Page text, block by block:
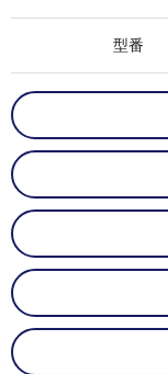
型番